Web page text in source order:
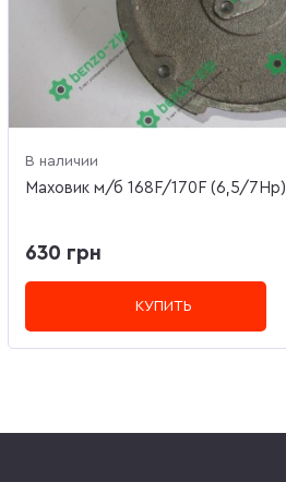
В наличии
Маховик м/б 168F/170F (6,5/7Hp)
630 грн
КУПИТЬ